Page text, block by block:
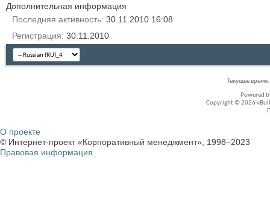
Дополнительная информация
Последняя активность 30.11.2010 16:08
Регистрация 30.11.2010
Текущее время:
Powered
Copyright © 2026
О проекте
© Интернет-проект «Корпоративный менеджмент», 1998–2023
Правовая информация